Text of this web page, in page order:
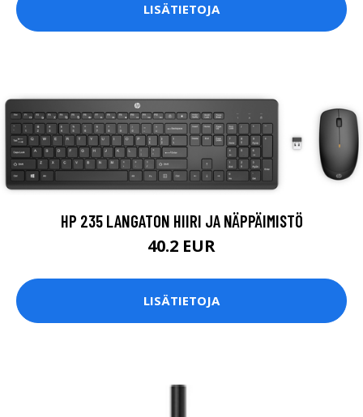
LISÄTIETOJA
HP 235 LANGATON HIIRI JA NÄPPÄIMISTÖ
40.2 EUR
LISÄTIETOJA